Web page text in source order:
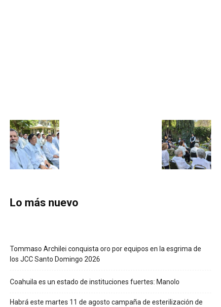
Lo más nuevo
Tommaso Archilei conquista oro por equipos en la esgrima de
los JCC Santo Domingo 2026
Coahuila es un estado de instituciones fuertes: Manolo
Habrá este martes 11 de agosto campaña de esterilización de